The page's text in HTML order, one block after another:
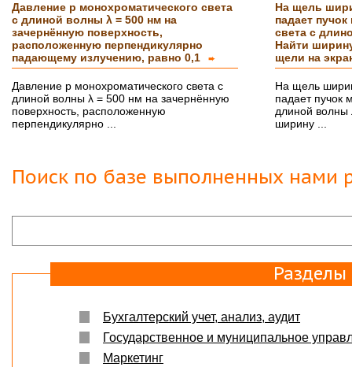
Светлана, добрый день! Хочу сказать Вам и
Вашим сотрудникам огромное спасибо за
курсовую работу!!! оценили на \5\!))
Буду еще к Вам обращаться!!
СПАСИБО!!!
Вера
07.03.18
Защита прошла на отлично. Спасибо большое :)
Яна
06.10.2017
Спасибо, что ВЫ есть!!!
Давление р монохроматического света
с длиной волны λ = 500 нм на
зачернённую поверхность,
расположенную перпендикулярно
падающему излучению, равно 0,1
➨
Давление р монохроматического света с
длиной волны λ = 500 нм на зачернённую
поверхность, расположенную
перпендикулярно ...
На щель
падает
света с
Найти
щели на
На щель
падает пучок
длиной
ширину ...
Поиск по базе выполненных нами
Бухгалтерский учет, анализ, аудит
Государственное и муниципальное
Маркетинг